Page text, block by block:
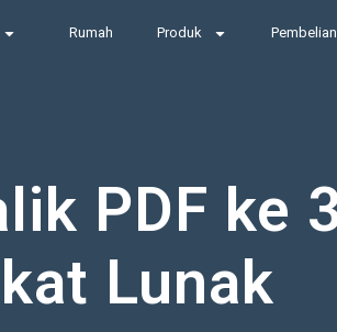
Rumah Produk Pembelian
PDF ke
Lunak